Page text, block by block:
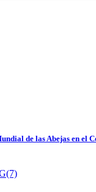
de las Abejas en el